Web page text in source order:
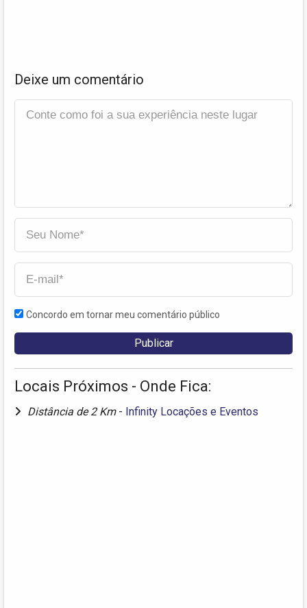
Deixe um comentário
Concordo em tornar meu comentário público
Locais Próximos - Onde Fica:
Distância de 2 Km - Infinity Locações e Eventos